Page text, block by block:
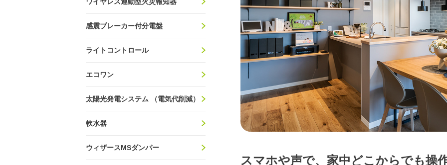
スマホや声で、家中どこからでも操
感震ブレーカー付分電盤
ライトコントロール
エコワン
太陽光発電システム （電気代削減）
軟水器
ウィザースMSダンパー